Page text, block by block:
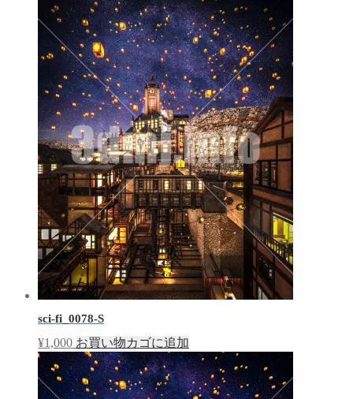
sci-fi_0078-S
¥1,000 お買い物カゴに追加